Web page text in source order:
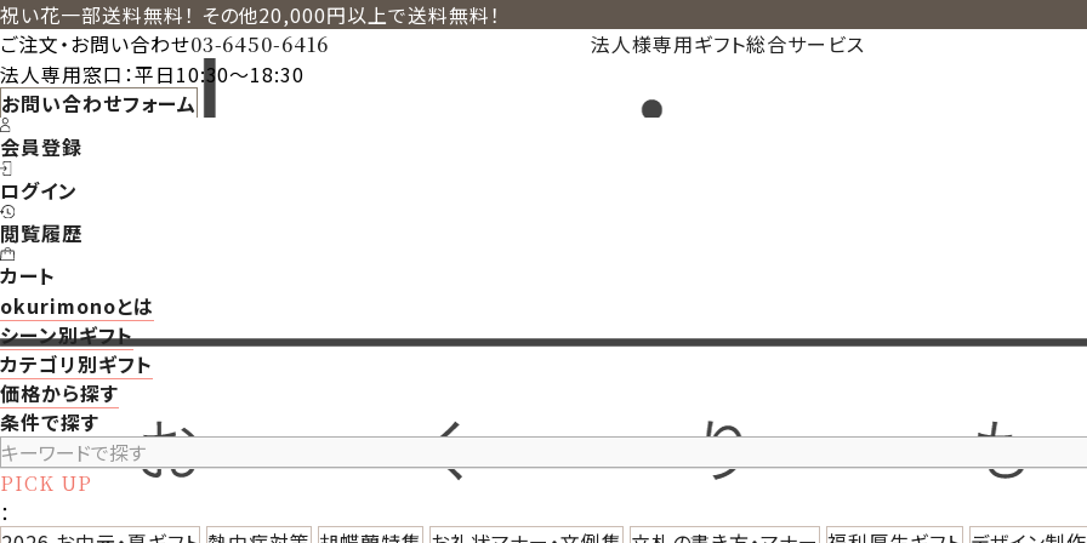
祝い花一部送料無料！ その他20,000円以上で送料無料！
法人様専用ギフト総合サービス
ご注文・お問い合わせ03-6450-6416
法人専用窓口：平日10:30～18:30
お問い合わせフォーム
会員登録
ログイン
閲覧履歴
カート
okurimonoとは
シーン別ギフト
カテゴリ別ギフト
価格から探す
条件で探す
PICK UP
：